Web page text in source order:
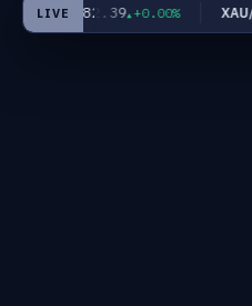
LIVE
EUR/JPY182.39 +0.00% XAU/